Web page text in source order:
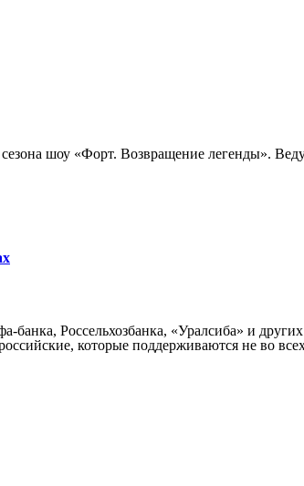
шоу «Форт. Возвращение легенды».
Россельхозбанка, «Уралсиба» и
которые поддерживаются не во